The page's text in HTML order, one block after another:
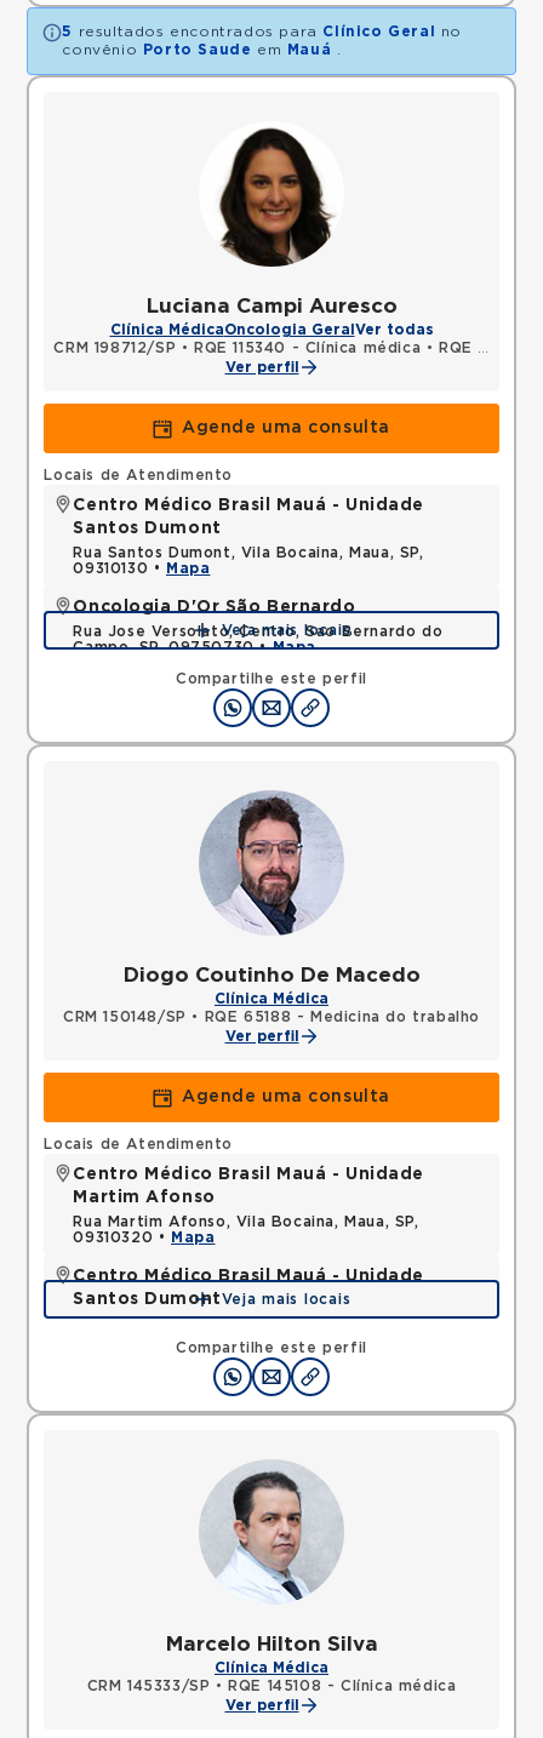
5 resultados encontrados para Clínico Geral
no
convênio
Porto Saude em Mauá
Luciana Campi Auresco
Clínica MédicaOncologia Geral Ver todas
CRM 198712/SP • RQE 115340 - Clínica médica •
RQE 141699 - Oncologia clínica
Ver perfil
Agende uma consulta
Compartilhe este perfil
Locais de Atendimento
Centro Médico Brasil Mauá - Unidade
Santos Dumont
Rua Santos Dumont, Vila Bocaina, Maua, SP,
09310130 •
Mapa
Oncologia D'Or São Bernardo
Rua Jose Versolato, Centro, Sao Bernardo do
Campo, SP, 09750730 •Mapa
Veja mais locais
Diogo Coutinho De Macedo
Clínica Médica
CRM 150148/SP •
RQE 65188 - Medicina do trabalho
Ver perfil
Agende uma consulta
Compartilhe este perfil
Locais de Atendimento
Centro Médico Brasil Mauá - Unidade
Martim Afonso
Rua Martim Afonso, Vila Bocaina, Maua, SP,
09310320 •
Mapa
Centro Médico Brasil Mauá - Unidade
Santos Dumont
Rua Santos Dumont, Vila Bocaina, Maua, SP,
Mapa
Veja mais locais
Marcelo Hilton Silva
Clínica Médica
CRM 145333/SP •
RQE 145108 - Clínica médica
Ver perfil